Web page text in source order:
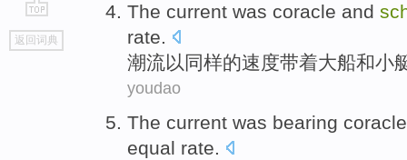
go
top
返回词典
The current was coracle and
rate.
潮流以同样的速度带着大船和小
youdao
The current was bearing
equal rate.